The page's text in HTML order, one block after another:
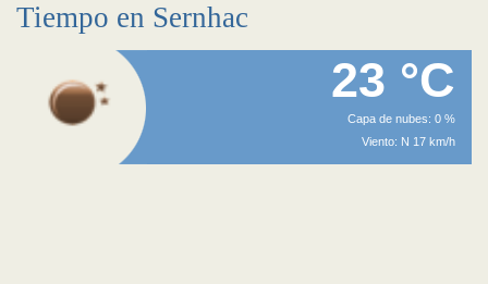
Tiempo en Sernhac
23 °C
Capa de nubes: 0 %
Viento: N 17 km/h